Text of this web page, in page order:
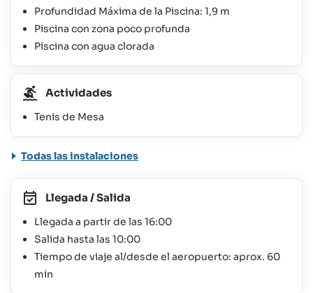
Profundidad Máxima de la Piscina: 1,9 m
Piscina con zona poco profunda
Piscina con agua clorada
Actividades
Tenis de Mesa
Todas las instalaciones
Llegada / Salida
Llegada a partir de las 16:00
Salida hasta las 10:00
Tiempo de viaje al/desde el aeropuerto: aprox. 60
min